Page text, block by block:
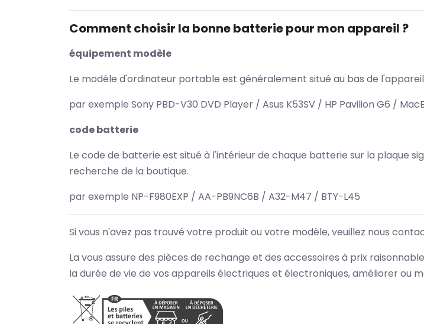
Comment choisir la bonne batterie pour mon appareil ?
équipement modèle
Le modèle d'ordinateur portable est généralement situé au bas de
par exemple Sony PBD-V30 DVD Player / Asus K53SV / HP Pavilion G6 /
code batterie
Le code de batterie est situé à l'intérieur de chaque batterie sur la plaque
recherche de la boutique.
par exemple NP-F980EXP / AA-PB9NC6B / A32-M47 / BTY-L45
Si vous n'avez pas trouvé votre produit ou votre modèle, veuillez nous
La vous assure des pièces de rechange et des accessoires à prix
la durée de vie de vos appareils électriques et électroniques, améliorer ou